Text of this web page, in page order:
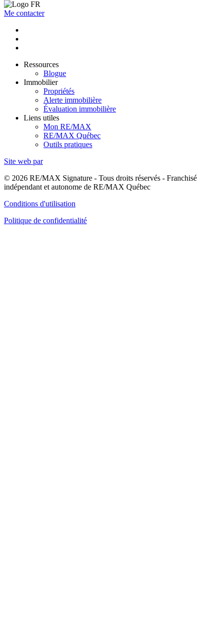
Me contacter
Ressources
Blogue
Immobilier
Propriétés
Alerte immobilière
Évaluation immobilière
Liens utiles
Mon RE/MAX
RE/MAX Québec
Outils pratiques
Site web par
© 2026 RE/MAX Signature - Tous droits réservés - Franchisé
indépendant et autonome de RE/MAX Québec
Conditions d'utilisation
Politique de confidentialité